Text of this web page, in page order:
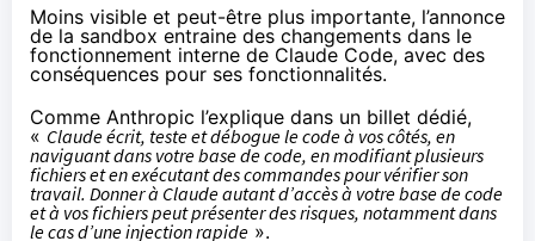
Moins visible et peut-être plus importante, l’annonce
de la sandbox entraine des changements dans le
fonctionnement interne de Claude Code, avec des
conséquences pour ses fonctionnalités.
Comme Anthropic l’explique dans un billet dédié,
« Claude écrit, teste et débogue le code à vos côtés, en
naviguant dans votre base de code, en modifiant plusieurs
fichiers et en exécutant des commandes pour vérifier son
travail. Donner à Claude autant d’accès à votre base de code
et à vos fichiers peut présenter des risques, notamment dans
le cas d’une injection rapide ».